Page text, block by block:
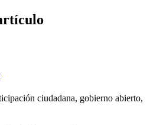
ciudadana, gobierno abierto,